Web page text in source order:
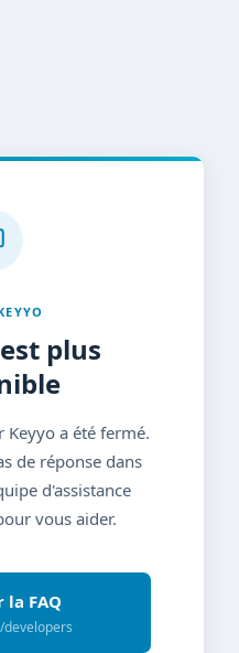
plus
a été fermé.
de réponse dans
d'assistance
vous aider.
la FAQ
developers